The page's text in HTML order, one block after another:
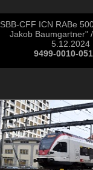
SBB-CFF ICN RABe
Jakob Baumgartner"
5.12.2024
9499-0010-